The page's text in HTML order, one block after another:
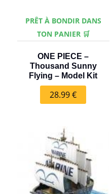
PRÊT À BONDIR DANS
TON PANIER 🛒
ONE PIECE –
Thousand Sunny
Flying – Model Kit
28.99€